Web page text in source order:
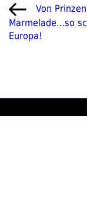
Vorheriger
Beitrag
Von
Marmelade…so
Europa!